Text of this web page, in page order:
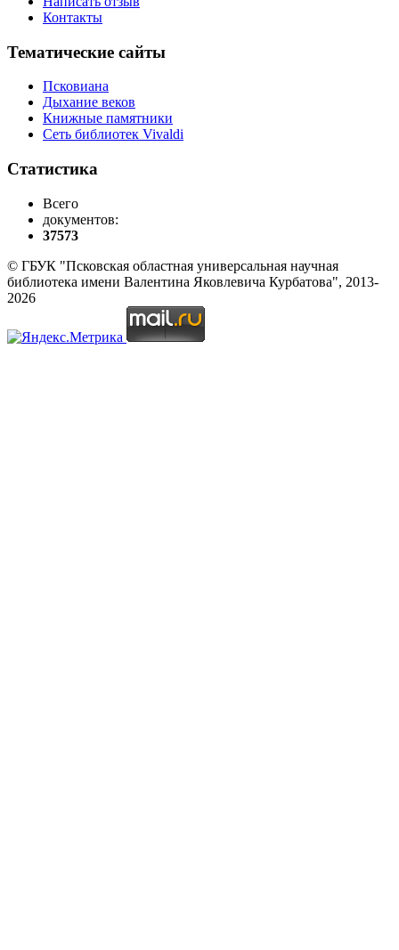
Контакты
Тематические сайты
Псковиана
Дыхание веков
Книжные памятники
Сеть библиотек Vivaldi
Статистика
Всего
документов:
37573
© ГБУК "Псковская областная универсальная научная
библиотека имени Валентина Яковлевича Курбатова", 2013-
2026